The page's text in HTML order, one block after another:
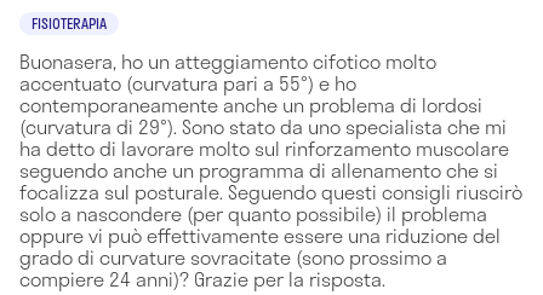
FISIOTERAPIA
Buonasera, ho un atteggiamento cifotico molto
accentuato (curvatura pari a 55°) e ho
contemporaneamente anche un problema di lordosi
(curvatura di 29°). Sono stato da uno specialista che mi
ha detto di lavorare molto sul rinforzamento muscolare
seguendo anche un programma di allenamento che si
focalizza sul posturale. Seguendo questi consigli riuscirò
solo a nascondere (per quanto possibile) il problema
oppure vi può effettivamente essere una riduzione del
grado di curvature sovracitate (sono prossimo a
compiere 24 anni)? Grazie per la risposta.